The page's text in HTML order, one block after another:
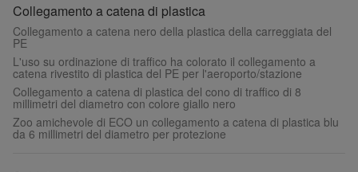
Collegamento a catena di plastica
Collegamento a catena nero della plastica della carreggiata del
PE
L'uso su ordinazione di traffico ha colorato il collegamento a
catena rivestito di plastica del PE per l'aeroporto/stazione
Collegamento a catena di plastica del cono di traffico di 8
millimetri del diametro con colore giallo nero
Zoo amichevole di ECO un collegamento a catena di plastica blu
da 6 millimetri del diametro per protezione